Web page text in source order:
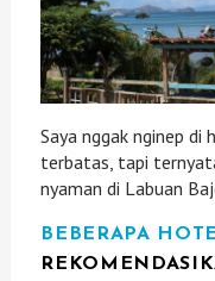
Saya nggak nginep
terbatas, tapi
nyaman di Labuan
BEBERAPA